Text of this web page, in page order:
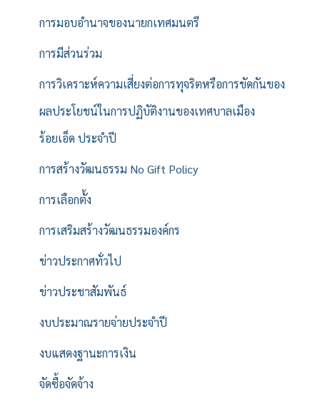
การมอบอำนาจของนายกเทศมนตรี
การมีส่วนร่วม
การวิเคราะห์ความเสี่ยงต่อการทุจริตหรือการขัดกันของ
ผลประโยชน์ในการปฏิบัติงานของเทศบาลเมือง
ร้อยเอ็ด ประจำปี
การสร้างวัฒนธรรม No Gift Policy
การเลือกตั้ง
การเสริมสร้างวัฒนธรรมองค์กร
ข่าวประกาศทั่วไป
ข่าวประชาสัมพันธ์
งบประมาณรายจ่ายประจำปี
งบแสดงฐานะการเงิน
จัดซื้อจัดจ้าง